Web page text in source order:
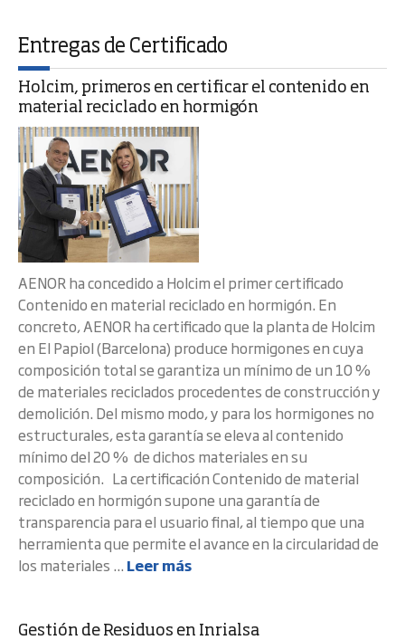
Entregas de Certificado
Holcim, primeros en certificar el contenido en
material reciclado en hormigón
AENOR ha concedido a Holcim el primer certificado
Contenido en material reciclado en hormigón. En
concreto, AENOR ha certificado que la planta de Holcim
en El Papiol (Barcelona) produce hormigones en cuya
composición total se garantiza un mínimo de un 10 %
de materiales reciclados procedentes de construcción y
demolición. Del mismo modo, y para los hormigones no
estructurales, esta garantía se eleva al contenido
mínimo del 20 % de dichos materiales en su
composición. La certificación Contenido de material
reciclado en hormigón supone una garantía de
transparencia para el usuario final, al tiempo que una
herramienta que permite el avance en la circularidad de
los materiales ... Leer más
Gestión de Residuos en Inrialsa